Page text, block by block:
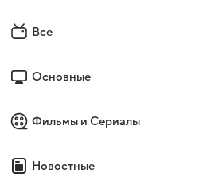
Все
Основные
Фильмы и Сериалы
Новостные